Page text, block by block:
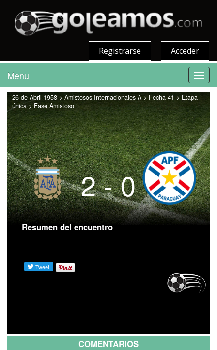
Acceder
Registrarse
Menu
26 de Abril 1958 > Amistosos Internacionales A > Fecha 41 > Etapa
única > Fase Amistoso
2 - 0
Resumen del encuentro
COMENTARIOS